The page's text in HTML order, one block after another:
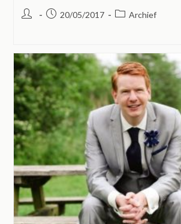
20/05/2017 Archief